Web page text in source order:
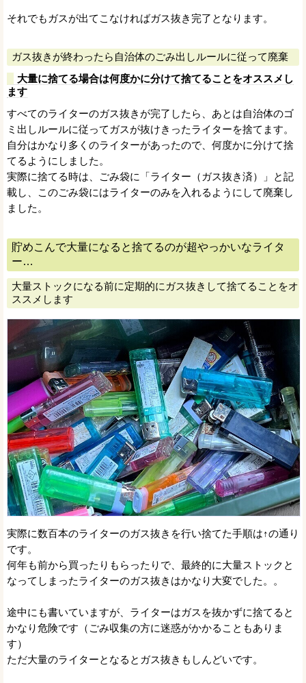
それでもガスが出てこなければガス抜き完了となります。
ガス抜きが終わったら自治体のごみ出しルールに従って廃棄
大量に捨てる場合は何度かに分けて捨てることをオススメし
ます
すべてのライターのガス抜きが完了したら、あとは自治体のゴ
ミ出しルールに従ってガスが抜けきったライターを捨てます。
自分はかなり多くのライターがあったので、何度かに分けて捨
てるようにしました。
実際に捨てる時は、ごみ袋に「ライター（ガス抜き済）」と記
載し、このごみ袋にはライターのみを入れるようにして廃棄し
ました。
貯めこんで大量になると捨てるのが超やっかいなライタ
ー…
大量ストックになる前に定期的にガス抜きして捨てることをオ
ススメします
実際に数百本のライターのガス抜きを行い捨てた手順は↑の通り
です。
何年も前から買ったりもらったりで、最終的に大量ストックと
なってしまったライターのガス抜きはかなり大変でした。。
途中にも書いていますが、ライターはガスを抜かずに捨てると
かなり危険です（ごみ収集の方に迷惑がかかることもありま
す）
ただ大量のライターとなるとガス抜きもしんどいです。